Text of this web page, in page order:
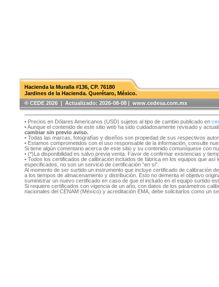
Hacienda la Muralla #136, CP. 76180
Jardines de la Hacienda. Querétaro, México.
®️ CEDE 2026 | Actualizado: 2026-08-08 | www.cedesa.com.mx
• Precios en Dólares Americanos (USD) sujetos al tipo de cambio publicado en
• Aunque el contenido de este sitio web ha sido cuidadosamente revisado y
cambiar sin previo aviso.
• Todas las marcas, fotografías y diseños son propiedad de sus respectivos
• Estamos comprometidos con el uso responsable de la información, consulte
Si tiene algún comentario acerca de este sitio y su contenido comuníquese con
• (*)La disponibilidad es salvo previa venta. Favor de confirmar existencias y
• Todos los certificados de calibración incluidos de fábrica en los equipos que
especificados, no son un servició de certificación “en si”.
Al momento de ser surtido un instrumento que incluye certificado de calibración
a los tiempos de almacenamiento y distribución. Esto no demerita el objetivo
suministrar un nuevo certificado en caso de que el incluido en el equipo surtido
Si requiere certificados con vigencia de un año, con datos de los parámetros
nacionales del CENAM (México) y acreditación EMA, debe solicitarlos como un